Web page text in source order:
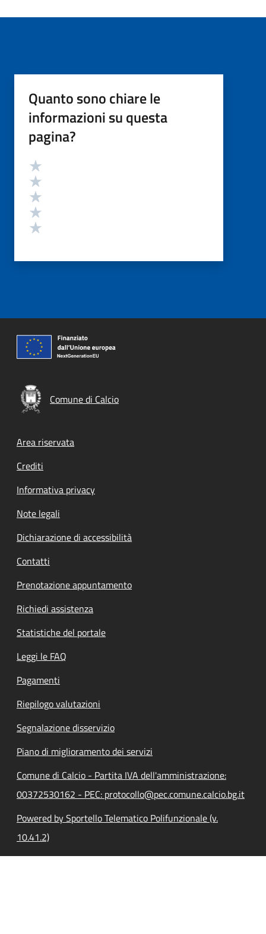
Quanto sono chiare le
informazioni su questa
pagina?
Valutazione
Comune di Calcio
Footer menu
Area riservata
Crediti
Informativa privacy
Note legali
Dichiarazione di accessibilità
Contatti
Prenotazione appuntamento
Richiedi assistenza
Statistiche del portale
Leggi le FAQ
Pagamenti
Riepilogo valutazioni
Segnalazione disservizio
Piano di miglioramento dei servizi
Comune di Calcio - Partita IVA dell'amministrazione:
00372530162 - PEC: protocollo@pec.comune.calcio.bg.it
Powered by Sportello Telematico Polifunzionale (v.
10.41.2)